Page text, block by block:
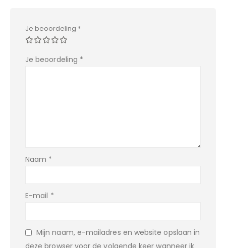
Je beoordeling *
Je beoordeling *
Naam *
E-mail *
Mijn naam, e-mailadres en website opslaan in